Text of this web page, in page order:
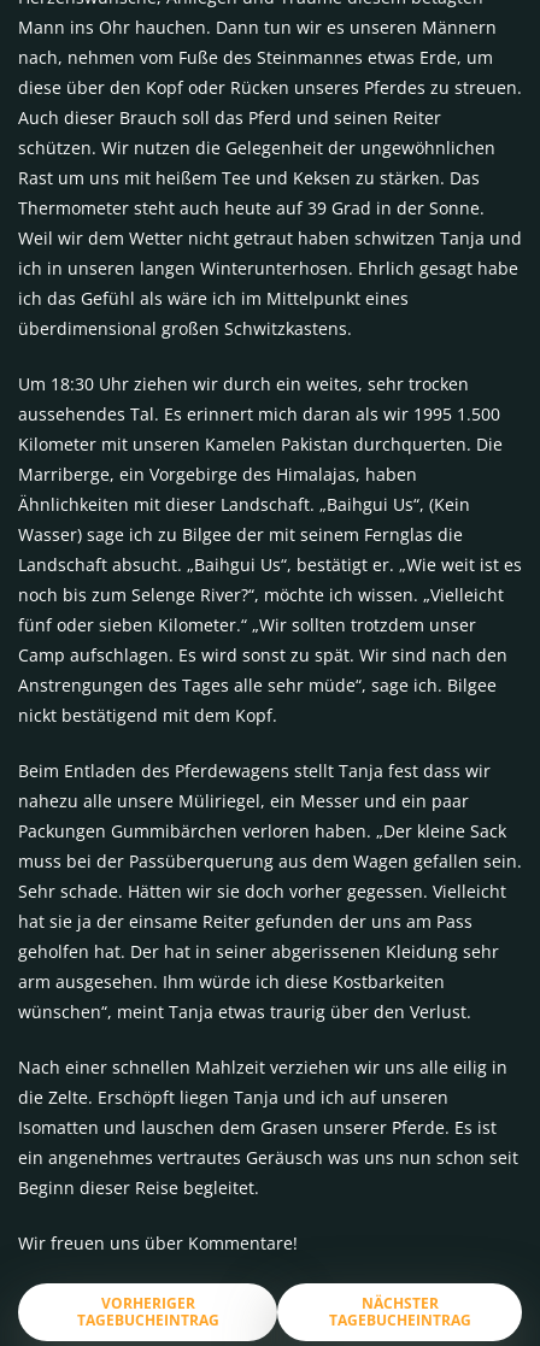
Mann ins Ohr hauchen. Dann tun wir es unseren Männern
nach, nehmen vom Fuße des Steinmannes etwas Erde, um
diese über den Kopf oder Rücken unseres Pferdes zu streuen.
Auch dieser Brauch soll das Pferd und seinen Reiter
schützen. Wir nutzen die Gelegenheit der ungewöhnlichen
Rast um uns mit heißem Tee und Keksen zu stärken. Das
Thermometer steht auch heute auf 39 Grad in der Sonne.
Weil wir dem Wetter nicht getraut haben schwitzen Tanja und
ich in unseren langen Winterunterhosen. Ehrlich gesagt habe
ich das Gefühl als wäre ich im Mittelpunkt eines
überdimensional großen Schwitzkastens.
Um 18:30 Uhr ziehen wir durch ein weites, sehr trocken
aussehendes Tal. Es erinnert mich daran als wir 1995 1.500
Kilometer mit unseren Kamelen Pakistan durchquerten. Die
Marriberge, ein Vorgebirge des Himalajas, haben
Ähnlichkeiten mit dieser Landschaft. „Baihgui Us“, (Kein
Wasser) sage ich zu Bilgee der mit seinem Fernglas die
Landschaft absucht. „Baihgui Us“, bestätigt er. „Wie weit ist es
noch bis zum Selenge River?“, möchte ich wissen. „Vielleicht
fünf oder sieben Kilometer.“ „Wir sollten trotzdem unser
Camp aufschlagen. Es wird sonst zu spät. Wir sind nach den
Anstrengungen des Tages alle sehr müde“, sage ich. Bilgee
nickt bestätigend mit dem Kopf.
Beim Entladen des Pferdewagens stellt Tanja fest dass wir
nahezu alle unsere Müliriegel, ein Messer und ein paar
Packungen Gummibärchen verloren haben. „Der kleine Sack
muss bei der Passüberquerung aus dem Wagen gefallen sein.
Sehr schade. Hätten wir sie doch vorher gegessen. Vielleicht
hat sie ja der einsame Reiter gefunden der uns am Pass
geholfen hat. Der hat in seiner abgerissenen Kleidung sehr
arm ausgesehen. Ihm würde ich diese Kostbarkeiten
wünschen“, meint Tanja etwas traurig über den Verlust.
Nach einer schnellen Mahlzeit verziehen wir uns alle eilig in
die Zelte. Erschöpft liegen Tanja und ich auf unseren
Isomatten und lauschen dem Grasen unserer Pferde. Es ist
ein angenehmes vertrautes Geräusch was uns nun schon seit
Beginn dieser Reise begleitet.
Wir freuen uns über Kommentare!
VORHERIGER
TAGEBUCHEINTRAG
NÄCHSTER
TAGEBUCHEINTRAG